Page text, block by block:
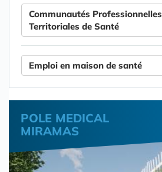
Communautés Professionnelles
Territoriales de Santé
Emploi en maison de santé
POLE MEDICAL
MIRAMAS